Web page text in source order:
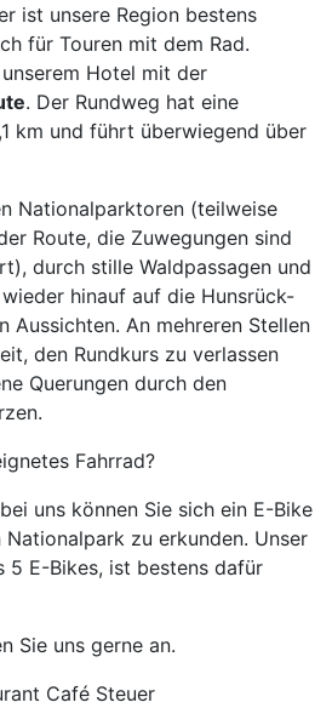
ist unsere Region bestens
für Touren mit dem Rad.
Hotel mit der
. Der Rundweg hat eine
km und führt überwiegend über
Nationalparktoren (teilweise
Route, die Zuwegungen sind
durch stille Waldpassagen und
hinauf auf die Hunsrück-
Aussichten. An mehreren Stellen
den Rundkurs zu verlassen
Querungen durch den
Fahrrad?
uns können Sie sich ein E-Bike
zu erkunden. Unser
5 E-Bikes, ist bestens dafür
Sie uns gerne an.
Café Steuer